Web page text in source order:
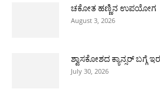
ಚಕೋತ ಹಣ್ಣಿನ ಉಪಯೋಗ
August 3, 2026
ಶ್ವಾಸಕೋಶದ ಕ್ಯಾನ್ಸರ್ ಬಗ್ಗೆ
July 30, 2026